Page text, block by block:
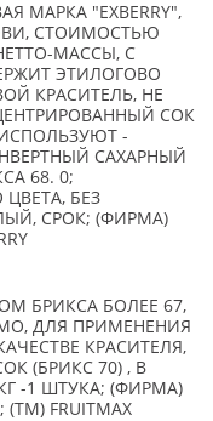
МАРКА "EXBERRY",
СТОИМОСТЬЮ
МАССЫ, С
ЭТИЛОГОВО
КРАСИТЕЛЬ, НЕ
СОК
-
САХАРНЫЙ
68. 0;
БЕЗ
СРОК; (ФИРМА)
БРИКСА БОЛЕЕ 67,
ДЛЯ ПРИМЕНЕНИЯ
КРАСИТЕЛЯ,
(БРИКС 70) , В
-1 ШТУКА; (ФИРМА)
(TM) FRUITMAX